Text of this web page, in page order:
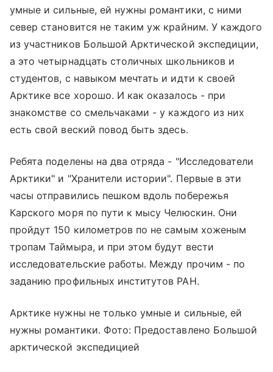
умные и сильные, ей нужны романтики, с ними
север становится не таким уж крайним. У каждого
из участников Большой Арктической экспедиции,
а это четырнадцать столичных школьников и
студентов, с навыком мечтать и идти к своей
Арктике все хорошо. И как оказалось - при
знакомстве со смельчаками - у каждого из них
есть свой веский повод быть здесь.
Ребята поделены на два отряда - "Исследователи
Арктики" и "Хранители истории". Первые в эти
часы отправились пешком вдоль побережья
Карского моря по пути к мысу Челюскин. Они
пройдут 150 километров по не самым хоженым
тропам Таймыра, и при этом будут вести
исследовательские работы. Между прочим - по
заданию профильных институтов РАН.
Арктике нужны не только умные и сильные, ей
нужны романтики. Фото: Предоставлено Большой
арктической экспедицией